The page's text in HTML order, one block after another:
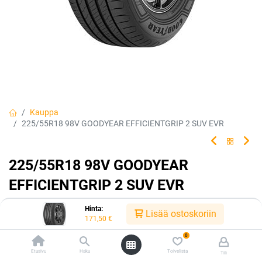
Hinta:
171,50 € Lisää ostoskoriin
Etusivu Haku
0
Toivelista Tili
Kauppa
225/55R18 98V GOODYEAR EFFICIENTGRIP 2 SUV EVR
225/55R18 98V GOODYEAR
EFFICIENTGRIP 2 SUV EVR
4038526075000 Tuotekoodi:222107
171,50€/ kpl
Saatavilla